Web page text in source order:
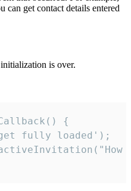
get contact details entered
is over.
{
fully loaded');